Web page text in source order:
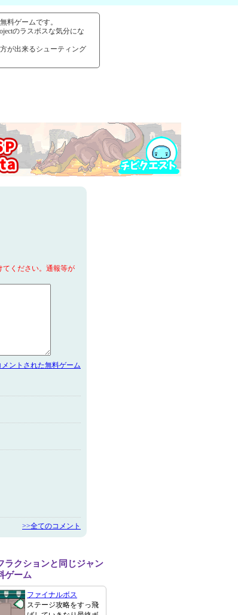
料ゲームです。
のラスボスな気分にな
が出来るシューティング
てください。通報等が
ントされた無料ゲーム
>>全てのコメント
ラクションと同じジャン
ゲーム
ファイナルボス
ステージ攻略をすっ飛